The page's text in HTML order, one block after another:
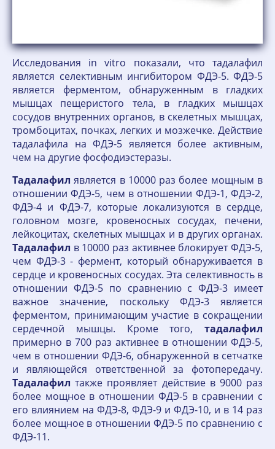
Исследования in vitro показали, что тадалафил
является селективным ингибитором ФДЭ-5. ФДЭ-5
является ферментом, обнаруженным в гладких
мышцах пещеристого тела, в гладких мышцах
сосудов внутренних органов, в скелетных мышцах,
тромбоцитах, почках, легких и мозжечке. Действие
тадалафила на ФДЭ-5 является более активным,
чем на другие фосфодиэстеразы.
Тадалафил является в 10000 раз более мощным в
отношении ФДЭ-5, чем в отношении ФДЭ-1, ФДЭ-2,
ФДЭ-4 и ФДЭ-7, которые локализуются в сердце,
головном мозге, кровеносных сосудах, печени,
лейкоцитах, скелетных мышцах и в других органах.
Тадалафил в 10000 раз активнее блокирует ФДЭ-5,
чем ФДЭ-3 - фермент, который обнаруживается в
сердце и кровеносных сосудах. Эта селективность в
отношении ФДЭ-5 по сравнению с ФДЭ-3 имеет
важное значение, поскольку ФДЭ-3 является
ферментом, принимающим участие в сокращении
сердечной мышцы. Кроме того, тадалафил
примерно в 700 раз активнее в отношении ФДЭ-5,
чем в отношении ФДЭ-6, обнаруженной в сетчатке
и являющейся ответственной за фотопередачу.
Тадалафил также проявляет действие в 9000 раз
более мощное в отношении ФДЭ-5 в сравнении с
его влиянием на ФДЭ-8, ФДЭ-9 и ФДЭ-10, и в 14 раз
более мощное в отношении ФДЭ-5 по сравнению с
ФДЭ-11.